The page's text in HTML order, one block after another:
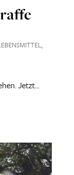
,
Jetzt...